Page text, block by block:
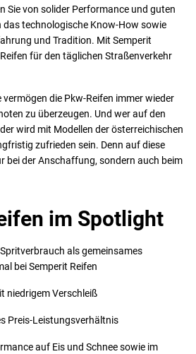
Sie von solider Performance und guten
technologische Know-How sowie
und Tradition. Mit Semperit
für den täglichen Straßenverkehr
die Pkw-Reifen immer wieder
zu überzeugen. Und wer auf den
wird mit Modellen der österreichischen
zufrieden sein. Denn auf diese
bei der Anschaffung, sondern auch beim
im Spotlight
als gemeinsames
bei Semperit Reifen
niedrigem Verschleiß
Preis-Leistungsverhältnis
auf Eis und Schnee sowie im